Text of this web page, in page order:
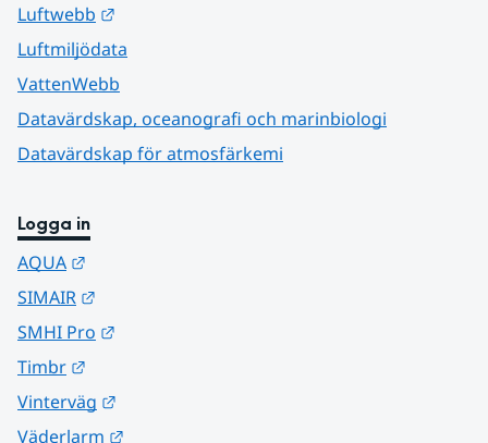
Luftwebb
Luftmiljödata
VattenWebb
Datavärdskap, oceanografi och marinbiologi
Datavärdskap för atmosfärkemi
Logga in
AQUA
SIMAIR
SMHI Pro
Timbr
Vinterväg
Väderlarm